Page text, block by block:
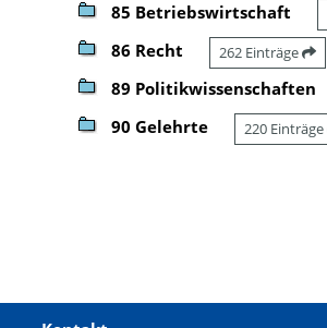
85 Betriebswirtschaft
86 Recht 262 Einträge
89 Politikwissenschaften
90 Gelehrte 220 Einträge